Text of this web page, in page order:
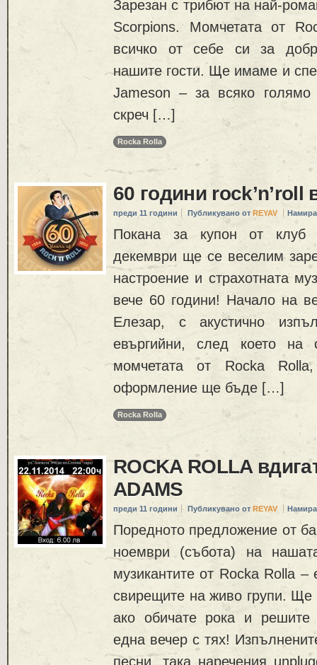
Зарезан с трибют на най-
Scorpions. Момчетата от
всичко от себе си за
нашите гости. Ще имаме и
Jameson – за всяко
скреч […]
Rocka Rolla
60 години rock’n’roll
преди 11 години Публикувано от REYAV
Покана за купон от
декември ще се веселим
настроение и страхотната
вече 60 години! Начало на
Елезар, с акустично
евъргийни, след което на
момчетата от Rocka Rolla,
оформление ще бъде […]
Rocka Rolla
ROCKA ROLLA
ADAMS
преди 11 години Публикувано от REYAV
Поредното предложение от
ноември (събота) на
музикантите от Rocka Rolla
свирещите на живо групи. Ще
ако обичате рока и решите
една вечер с тях!
песни, така наречения